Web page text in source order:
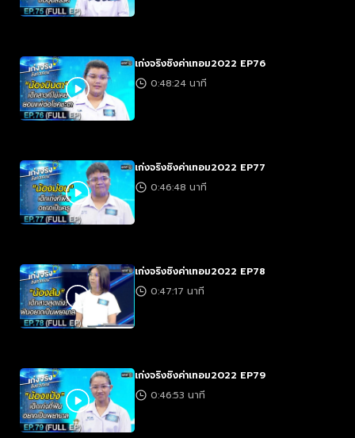
เก่งจริงชิงค่าเทอม2022 EP76
0:48:24 นาที
เก่งจริงชิงค่าเทอม2022 EP77
0:46:48 นาที
เก่งจริงชิงค่าเทอม2022 EP78
0:47:17 นาที
เก่งจริงชิงค่าเทอม2022 EP79
0:46:53 นาที